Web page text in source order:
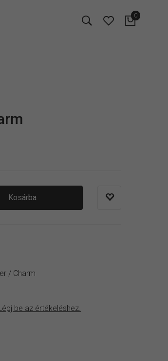
0
Kosárba
/ Charm
be az értékeléshez.